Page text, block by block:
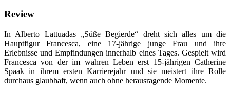
Review
In Alberto Lattuadas „Süße Begierde“ dreht sich alles um die
Hauptfigur Francesca, eine 17-jährige junge Frau und ihre
Erlebnisse und Empfindungen innerhalb eines Tages. Gespielt wird
Francesca von der im wahren Leben erst 15-jährigen Catherine
Spaak in ihrem ersten Karrierejahr und sie meistert ihre Rolle
durchaus glaubhaft, wenn auch ohne herausragende Momente.